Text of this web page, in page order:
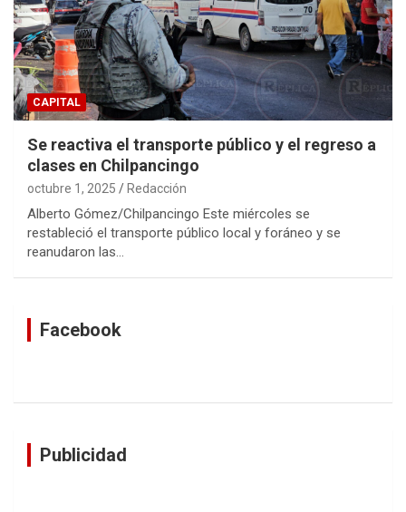
CAPITAL
Se reactiva el transporte público y el regreso a
clases en Chilpancingo
octubre 1, 2025 Redacción
Alberto Gómez/Chilpancingo Este miércoles se
restableció el transporte público local y foráneo y se
reanudaron las…
Facebook
Publicidad